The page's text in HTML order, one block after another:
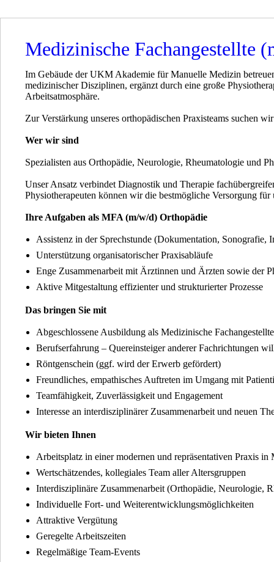
Medizinische Fachangestellte
Im Gebäude der UKM Akademie für Manuelle Medizin
medizinischer Disziplinen, ergänzt durch eine große
Arbeitsatmosphäre.
Zur Verstärkung unseres orthopädischen Praxisteams suchen
Wer wir sind
Spezialisten aus Orthopädie, Neurologie, Rheumatologie und
Unser Ansatz verbindet Diagnostik und Therapie
Physiotherapeuten können wir die bestmögliche Versorgung für
Ihre Aufgaben als MFA (m/w/d) Orthopädie
Assistenz in der Sprechstunde (Dokumentation, Sonografie,
Unterstützung organisatorischer Praxisabläufe
Enge Zusammenarbeit mit Ärztinnen und Ärzten sowie der
Aktive Mitgestaltung effizienter und strukturierter Prozesse
Das bringen Sie mit
Abgeschlossene Ausbildung als Medizinische
Berufserfahrung – Quereinsteiger anderer Fachrichtungen
Röntgenschein (ggf. wird der Erwerb gefördert)
Freundliches, empathisches Auftreten im Umgang mit
Teamfähigkeit, Zuverlässigkeit und Engagement
Interesse an interdisziplinärer Zusammenarbeit und neuen
Wir bieten Ihnen
Arbeitsplatz in einer modernen und repräsentativen Praxis in
Wertschätzendes, kollegiales Team aller Altersgruppen
Interdisziplinäre Zusammenarbeit (Orthopädie, Neurologie,
Individuelle Fort- und Weiterentwicklungsmöglichkeiten
Attraktive Vergütung
Geregelte Arbeitszeiten
Regelmäßige Team-Events